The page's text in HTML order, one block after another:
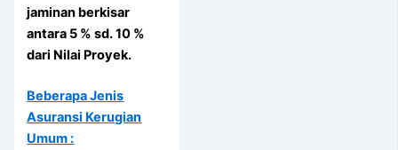
jaminan berkisar
antara 5 % sd. 10 %
dari Nilai Proyek.
Beberapa Jenis
Asuransi Kerugian
Umum :